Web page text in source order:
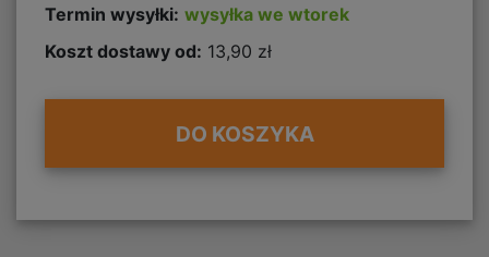
Termin wysyłki: wysyłka we wtorek
Koszt dostawy od: 13,90 zł
DO KOSZYKA